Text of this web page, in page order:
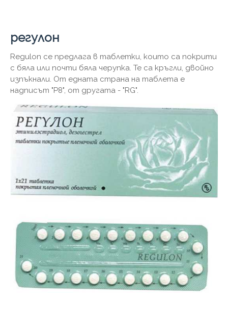
регулон
Regulon се предлага в таблетки, които са покрити
с бяла или почти бяла черупка. Те са кръгли, двойно
изпъкнали. От едната страна на таблета е
надписът "P8", от другата - "RG".